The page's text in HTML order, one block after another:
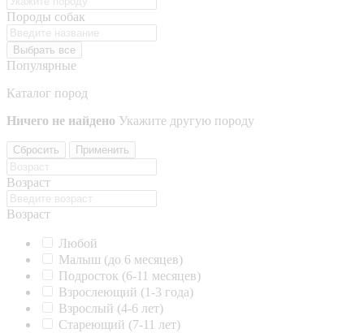
Породы собак
Выбрать все
Популярные
Каталог пород
Ничего не найдено Укажите другую породу
Сбросить Применить
Возраст
Возраст
Любой
Малыш (до 6 месяцев)
Подросток (6-11 месяцев)
Взрослеющий (1-3 года)
Взрослый (4-6 лет)
Стареющий (7-11 лет)